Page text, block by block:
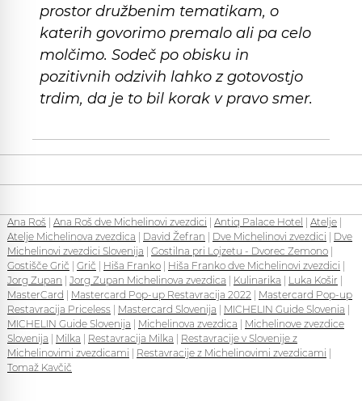
prostor družbenim tematikam, o
katerih govorimo premalo ali pa celo
molčimo. Sodeč po obisku in
pozitivnih odzivih lahko z gotovostjo
trdim, da je to bil korak v pravo smer.
Ana Roš Ana Roš dve Michelinovi zvezdici Antiq Palace Hotel Atelje
Atelje Michelinova zvezdica
David Žefran Dve Michelinovi zvezdici
Dve
Michelinovi zvezdici Slovenija
Gostilna pri Lojzetu - Dvorec Zemono
Gostišče Grič
Grič Hiša Franko Hiša Franko dve Michelinovi zvezdici
Jorg Zupan
Jorg Zupan Michelinova zvezdica Kulinarika Luka Košir
MasterCard
Mastercard Pop-up Restavracija 2022
Mastercard Pop-up
Restavracija Priceless
Mastercard Slovenija MICHELIN Guide Slovenia
MICHELIN Guide Slovenija
Michelinova zvezdica
Michelinove zvezdice
Slovenija
Milka Restavracija Milka
Restavracije v Slovenije z
Michelinovimi zvezdicami
Restavracije z Michelinovimi zvezdicami
Tomaž Kavčič